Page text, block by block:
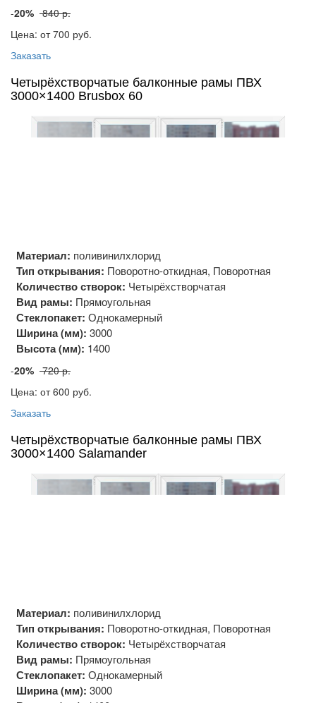
-20% 840 р.
Цена: от 700 руб.
Заказать
Четырёхстворчатые балконные рамы ПВХ
3000×1400 Brusbox 60
Материал: поливинилхлорид
Тип открывания: Поворотно-откидная, Поворотная
Количество створок: Четырёхстворчатая
Вид рамы: Прямоугольная
Стеклопакет: Однокамерный
Ширина (мм): 3000
Высота (мм): 1400
-20% 720 р.
Цена: от 600 руб.
Заказать
Четырёхстворчатые балконные рамы ПВХ
3000×1400 Salamander
Материал: поливинилхлорид
Тип открывания: Поворотно-откидная, Поворотная
Количество створок: Четырёхстворчатая
Вид рамы: Прямоугольная
Стеклопакет: Однокамерный
Ширина (мм): 3000